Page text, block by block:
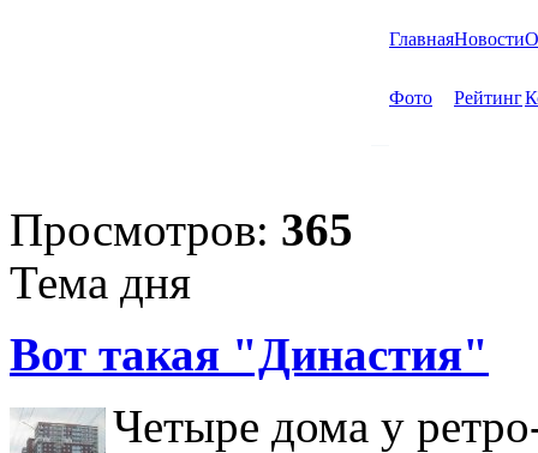
ГлавнаяНовости
Фото Рейтинг
Просмотров: 365
Тема дня
Вот такая "Династия"
Четыре дома у